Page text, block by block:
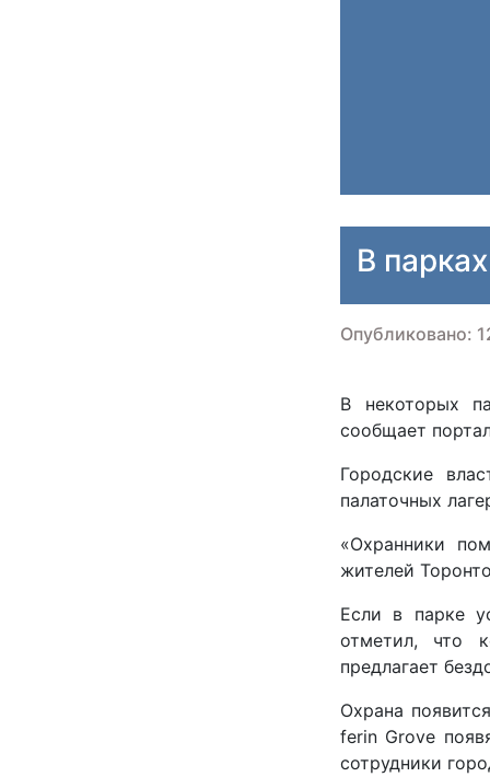
В
Опубликовано:
В некоторых
сообщает портал
Городские
палаточных
«Охранники
жителей
Если в парке
отметил, что
предлагает
Охрана
ferin Grove
сотрудники